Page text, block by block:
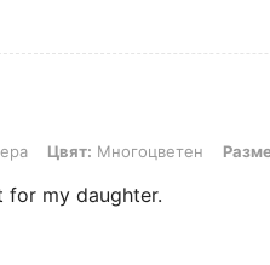
Многоцветен, Размер: 9г
Цвят: Многоцветен
for my daughter.